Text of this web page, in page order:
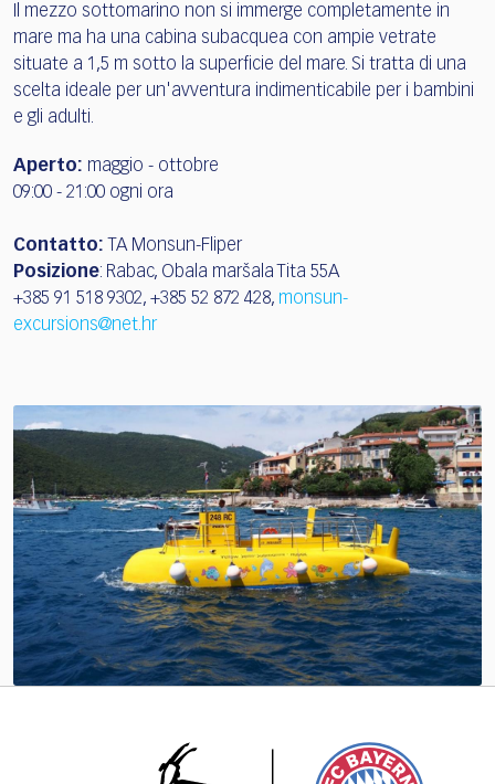
Il mezzo sottomarino non si immerge completamente in
mare ma ha una cabina subacquea con ampie vetrate
situate a 1,5 m sotto la superficie del mare. Si tratta di una
scelta ideale per un'avventura indimenticabile per i bambini
e gli adulti.
Aperto: maggio - ottobre
09:00 - 21:00 ogni ora
Contatto:
TA Monsun-Fliper
Posizione: Rabac, Obala maršala Tita 55A
+385 91 518 9302, +385 52 872 428, monsun-
excursions@net.hr